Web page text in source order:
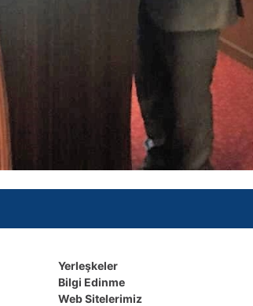
Yerleşkeler
Bilgi Edinme
Web Sitelerimiz